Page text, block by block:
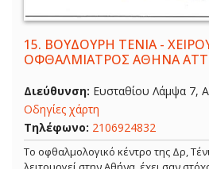
15. ΒΟΥΔΟΥΡΗ ΤΕΝΙΑ -
ΟΦΘΑΛΜΙΑΤΡΟΣ ΑΘΗΝΑ
Διεύθυνση: Ευσταθίου Λάμψα 7,
Οδηγίες χάρτη
Τηλέφωνο: 2106924832
Το οφθαλμολογικό κέντρο της Δρ,